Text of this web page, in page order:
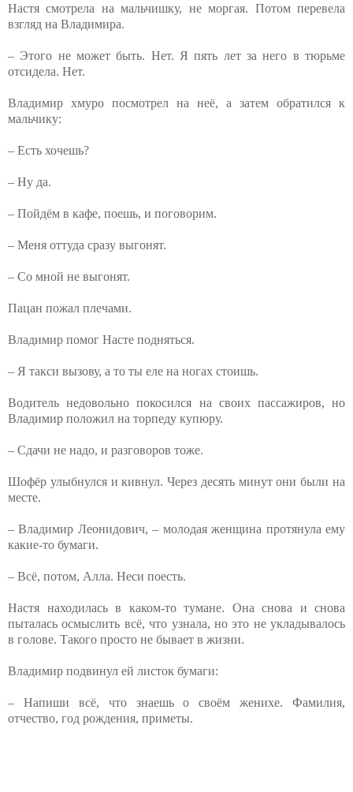
Настя смотрела на мальчишку, не моргая. Потом перевела
взгляд на Владимира.
– Этого не может быть. Нет. Я пять лет за него в тюрьме
отсидела. Нет.
Владимир хмуро посмотрел на неё, а затем обратился к
мальчику:
– Есть хочешь?
– Ну да.
– Пойдём в кафе, поешь, и поговорим.
– Меня оттуда сразу выгонят.
– Со мной не выгонят.
Пацан пожал плечами.
Владимир помог Насте подняться.
– Я такси вызову, а то ты еле на ногах стоишь.
Водитель недовольно покосился на своих пассажиров, но
Владимир положил на торпеду купюру.
– Сдачи не надо, и разговоров тоже.
Шофёр улыбнулся и кивнул. Через десять минут они были на
месте.
– Владимир Леонидович, – молодая женщина протянула ему
какие-то бумаги.
– Всё, потом, Алла. Неси поесть.
Настя находилась в каком-то тумане. Она снова и снова
пыталась осмыслить всё, что узнала, но это не укладывалось
в голове. Такого просто не бывает в жизни.
Владимир подвинул ей листок бумаги:
– Напиши всё, что знаешь о своём женихе. Фамилия,
отчество, год рождения, приметы.